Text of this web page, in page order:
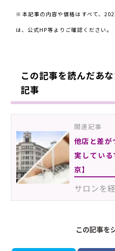
※本記事の内容や価格はすべて、
は、公式HP等よりご確認ください。
この記事を読んだあ
記事
関連記事
他店と差が
実してい
京】
この記事を